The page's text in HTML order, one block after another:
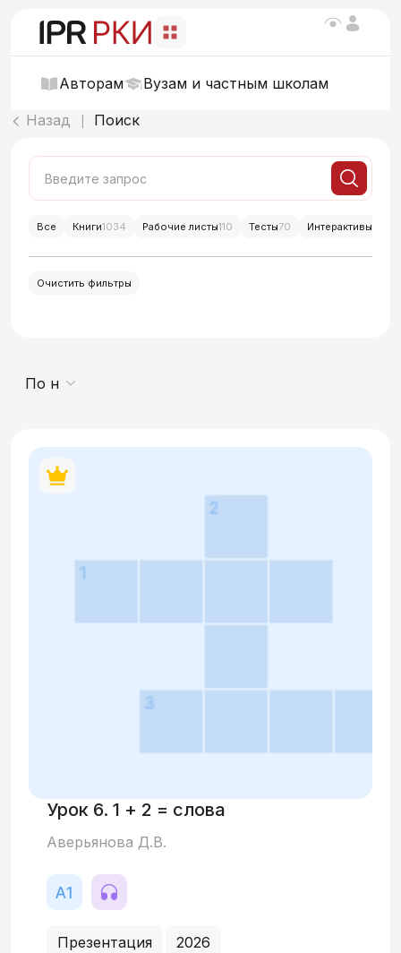
Авторам Вузам и частным школам
Назад Поиск
Все Книги1034 Рабочие листы110 Тесты70 Интерактивы
Очистить фильтры
По новизне
Урок 6. 1 + 2 = слова
Аверьянова Д.В.
Презентация 2026